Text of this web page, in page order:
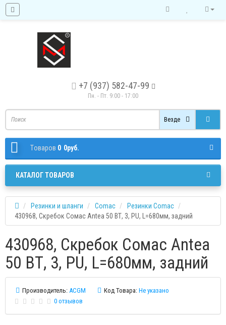
+7 (937) 582-47-99
Пн. - Пт. 9:00 - 17:00
Везде
Tоваров 0 0руб.
КАТАЛОГ ТОВАРОВ
Резинки и шланги Comac
Резинки Comac
430968, Скребок Сомас Antea 50 ВТ, 3, PU, L=680мм, задний
430968, Скребок Сомас Antea
50 ВТ, 3, PU, L=680мм, задний
Производитель: ACGM Код Товара: Не указано
0 отзывов